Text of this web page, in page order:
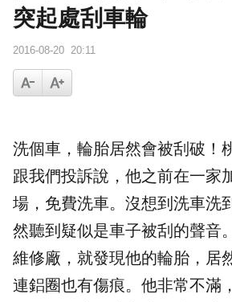
突起處刮車輪
2016-08-20 20:11
洗個車， 輪胎居然會被刮破 ！
跟我們投訴說，他之前在一家
場，免費洗車。沒想到洗車洗
然聽到疑似是車子被刮的聲音
維修廠，就發現他的輪胎，居
連鋁圈也有傷痕。他非常不滿